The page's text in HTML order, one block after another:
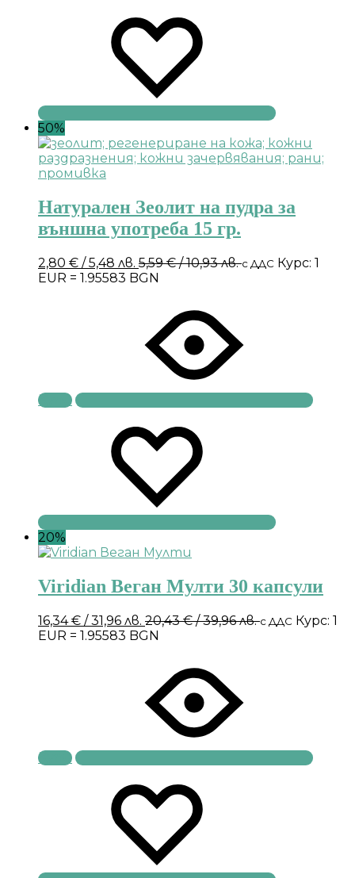
50%
Натурален Зеолит на пудра за
външна употреба 15 гр.
2,80 € / 5,48 лв. 5,59€/ 10,93 лв.с ДДС Курс: 1
EUR = 1.95583 BGN
Купи
20%
Viridian Веган Мулти 30 капсули
16,34€ / 31,96 лв. 20,43€/ 39,96 лв.с ДДС Курс: 1
EUR = 1.95583 BGN
Купи